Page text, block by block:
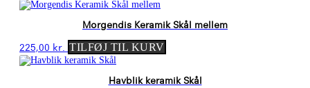
Morgendis Keramik Skål mellem
225,00 kr. TILFØJ TIL KURV
Havblik keramik Skål